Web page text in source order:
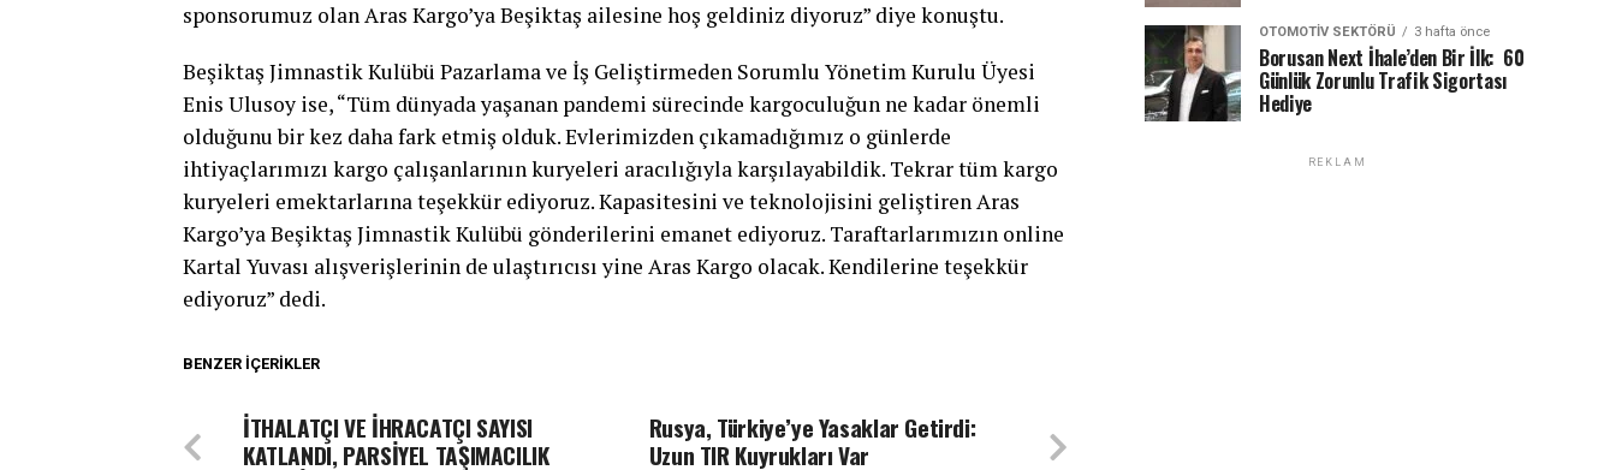
sponsorumuz olan Aras Kargo’ya Beşiktaş ailesine hoş geldiniz diyoruz” diye konuştu.
Beşiktaş Jimnastik Kulübü Pazarlama ve İş Geliştirmeden Sorumlu Yönetim Kurulu Üyesi
Enis Ulusoy ise, “Tüm dünyada yaşanan pandemi sürecinde kargoculuğun ne kadar önemli
olduğunu bir kez daha fark etmiş olduk. Evlerimizden çıkamadığımız o günlerde
ihtiyaçlarımızı kargo çalışanlarının kuryeleri aracılığıyla karşılayabildik. Tekrar tüm kargo
kuryeleri emektarlarına teşekkür ediyoruz. Kapasitesini ve teknolojisini geliştiren Aras
Kargo’ya Beşiktaş Jimnastik Kulübü gönderilerini emanet ediyoruz. Taraftarlarımızın online
Kartal Yuvası alışverişlerinin de ulaştırıcısı yine Aras Kargo olacak. Kendilerine teşekkür
ediyoruz” dedi.
BENZER İÇERIKLER
Rusya, Türkiye’ye Yasaklar Getirdi:
Uzun TIR Kuyrukları Var
İTHALATÇI VE İHRACATÇI SAYISI
KATLANDI, PARSİYEL TAŞIMACILIK
OTOMOTIV SEKTÖRÜ 3 hafta önce
Borusan Next İhale’den Bir İlk: 60
Günlük Zorunlu Trafik Sigortası
Hediye
REKLAM